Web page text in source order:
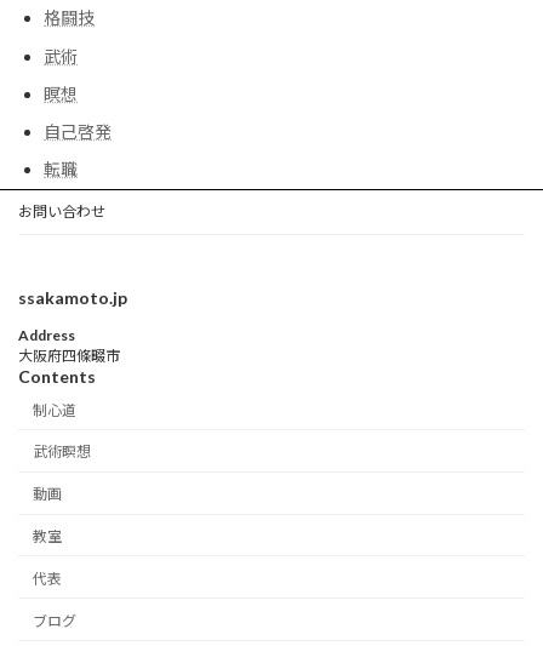
格闘技
武術
瞑想
自己啓発
転職
お問い合わせ
ssakamoto.jp
Address
大阪府四條畷市
Contents
制心道
武術瞑想
動画
教室
代表
ブログ